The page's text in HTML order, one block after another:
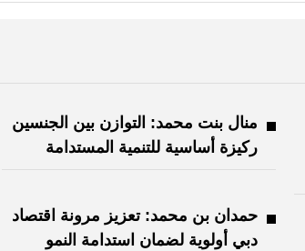
منال بنت محمد: التوازن بين الجنسين
ركيزة أساسية للتنمية المستدامة
حمدان بن محمد: تعزيز مرونة اقتصاد
دبي أولوية لضمان استدامة النمو